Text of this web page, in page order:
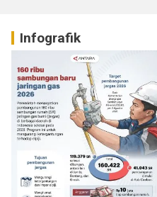
Infografik